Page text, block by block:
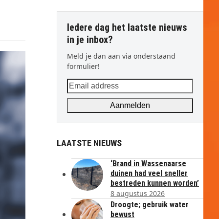
Iedere dag het laatste nieuws
in je inbox?
Meld je dan aan via onderstaand
formulier!
Email
address
Aanmelden
LAATSTE NIEUWS
‘Brand in Wassenaarse
duinen had veel sneller
bestreden kunnen worden’
8 augustus 2026
Droogte; gebruik water
bewust